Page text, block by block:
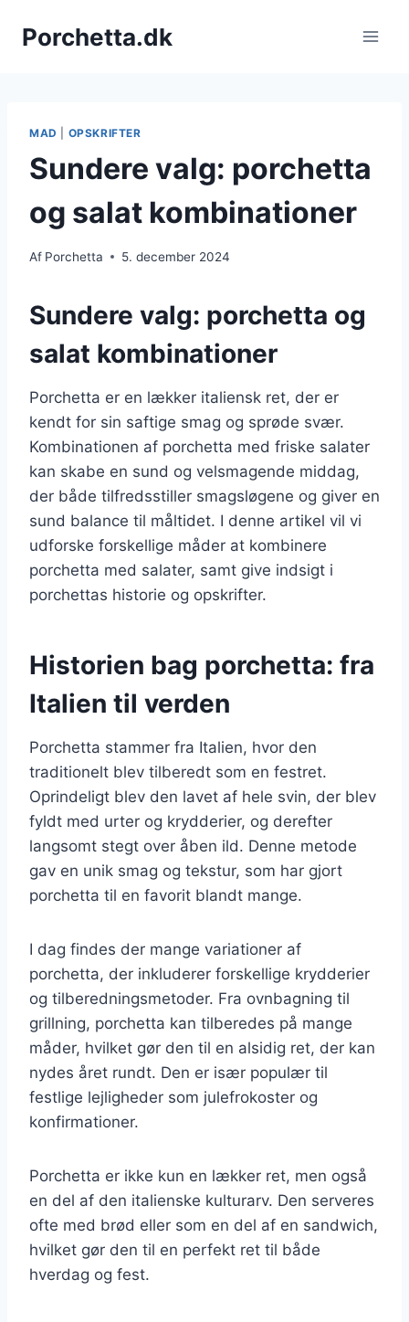
Porchetta.dk
MAD OPSKRIFTER
Sundere valg: porchetta
og salat kombinationer
Af Porchetta 5. december 2024
Sundere valg: porchetta og
salat kombinationer
Porchetta er en lækker italiensk ret, der er
kendt for sin saftige smag og sprøde svær.
Kombinationen af porchetta med friske salater
kan skabe en sund og velsmagende middag,
der både tilfredsstiller smagsløgene og giver en
sund balance til måltidet. I denne artikel vil vi
udforske forskellige måder at kombinere
porchetta med salater, samt give indsigt i
porchettas historie og opskrifter.
Historien bag porchetta: fra
Italien til verden
Porchetta stammer fra Italien, hvor den
traditionelt blev tilberedt som en festret.
Oprindeligt blev den lavet af hele svin, der blev
fyldt med urter og krydderier, og derefter
langsomt stegt over åben ild. Denne metode
gav en unik smag og tekstur, som har gjort
porchetta til en favorit blandt mange.
I dag findes der mange variationer af
porchetta, der inkluderer forskellige krydderier
og tilberedningsmetoder. Fra ovnbagning til
grillning, porchetta kan tilberedes på mange
måder, hvilket gør den til en alsidig ret, der kan
nydes året rundt. Den er især populær til
festlige lejligheder som julefrokoster og
konfirmationer.
Porchetta er ikke kun en lækker ret, men også
en del af den italienske kulturarv. Den serveres
ofte med brød eller som en del af en sandwich,
hvilket gør den til en perfekt ret til både
hverdag og fest.